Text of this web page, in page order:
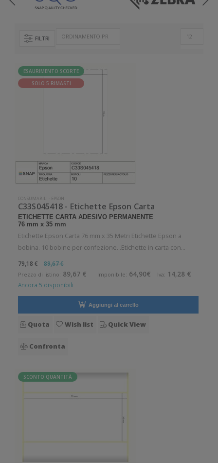
FILTRI
ESAURIMENTO SCORTE
SOLO 5 RIMASTI
CONSUMABILI - EPSON
C33S045418 - Etichette Epson Carta
ETICHETTE CARTA ADESIVO PERMANENTE
76 mm x 35 mm
Etichette Epson Carta 76 mm x 35 Metri Etichette Epson a
bobina. 10 bobine per confezione. .Etichette in carta con
esterno: 101 mm. Tipo: Supporto di stampa Confezionamento:
Bobina Pezzi per
79,18 € 89,67 €
Prezzo di listino: 89,67 € Imponibile: 64,90€ Iva: 14,28 €
Ancora 5 disponibili
Aggiungi al carrello
Quota Wish list Quick View
Confronta
SCONTO QUANTITÀ